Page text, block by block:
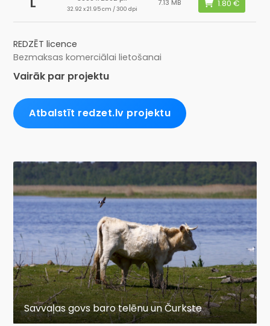
32.92 x 21.95 cm / 300 dpi
7.13 MB
REDZĒT licence
Bezmaksas komerciālai lietošanai
Vairāk par projektu
Atbalstīt redzet.lv projektu
Savvaļas govs baro telēnu un Čurkste